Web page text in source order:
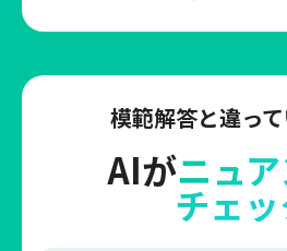
模範解答と違っ
AIがニュ
チェ